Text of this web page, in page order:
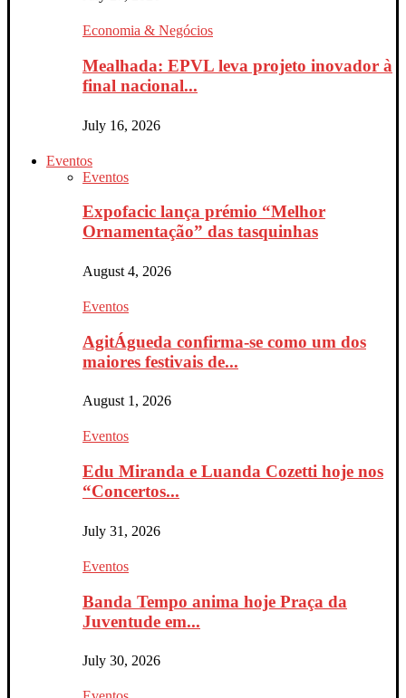
Economia & Negócios
Mealhada: EPVL leva projeto inovador à
final nacional...
July 16, 2026
Eventos
Eventos
Expofacic lança prémio “Melhor
Ornamentação” das tasquinhas
August 4, 2026
Eventos
AgitÁgueda confirma-se como um dos
maiores festivais de...
August 1, 2026
Eventos
Edu Miranda e Luanda Cozetti hoje nos
“Concertos...
July 31, 2026
Eventos
Banda Tempo anima hoje Praça da
Juventude em...
July 30, 2026